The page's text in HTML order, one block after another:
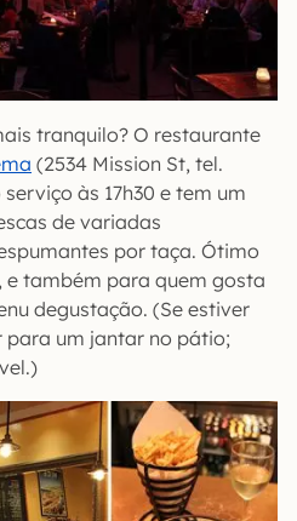
tranquilo? O restaurante
(2534 Mission St, tel.
às 17h30 e tem um
de variadas
por taça. Ótimo
e também para quem gosta
degustação. (Se estiver
para um jantar no pátio;